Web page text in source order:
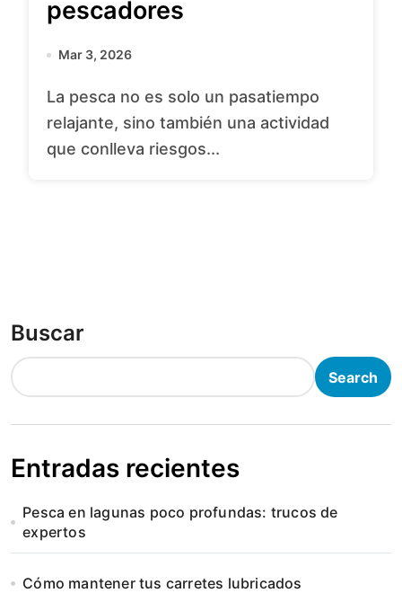
pescadores
Mar 3, 2026
La pesca no es solo un pasatiempo
relajante, sino también una actividad
que conlleva riesgos...
Buscar
Search
Entradas recientes
Pesca en lagunas poco profundas: trucos de
expertos
Cómo mantener tus carretes lubricados